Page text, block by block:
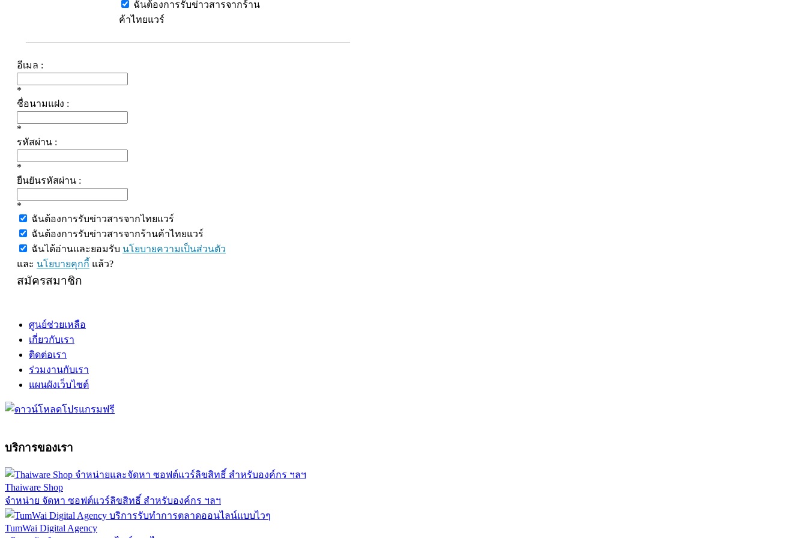
ฉันต้องการรับข่าวสารจากร้าน
ค้าไทยแวร์
อีเมล :
*
ชื่อนามแฝง :
*
รหัสผ่าน :
*
ยืนยันรหัสผ่าน :
*
ฉันต้องการรับข่าวสารจากไทยแวร์
ฉันต้องการรับข่าวสารจากร้านค้าไทยแวร์
ฉันได้อ่านและยอมรับ นโยบายความเป็นส่วนตัว
และ นโยบายคุกกี้ แล้ว?
สมัครสมาชิก
ศูนย์ช่วยเหลือ
เกี่ยวกับเรา
ติดต่อเรา
ร่วมงานกับเรา
แผนผังเว็บไซต์
บริการของเรา
Thaiware Shop
จำหน่าย จัดหา ซอฟต์แวร์ลิขสิทธิ์ สำหรับองค์กร ฯลฯ
TumWai Digital Agency